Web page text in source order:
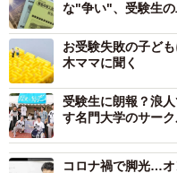
常授業料や施設利用料、
目コース）を見てみます
5年生は約100万円～120
円という相場となってい
「そして3年間トータル
の費用がかかります。注
な"争い"、受験生
お受験失敗の子ど
木ママに聞く
受験生に朗報？浪
す名門大学のサー
コロナ禍で脚光…